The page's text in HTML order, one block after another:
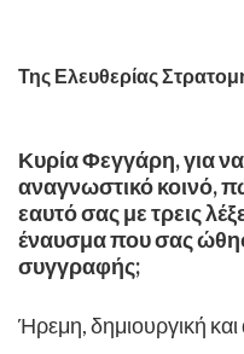
Της Ελευθερίας
Κυρία Φεγγάρη, για
αναγνωστικό κοινό,
εαυτό σας με τρεις
έναυσμα που σας
συγγραφής;
Ήρεμη, δημιουργική